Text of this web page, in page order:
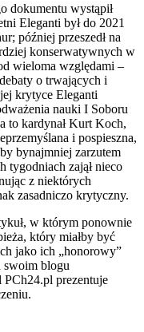
dokumentu wystąpił
Eleganti był do 2021
później przeszedł na
konserwatywnych w
wieloma względami –
o trwających i
krytyce Eleganti
nauki I Soboru
to kardynał Kurt Koch,
i pospieszna,
bynajmniej zarzutem
tygodniach zajął nieco
z niektórych
zasadniczo krytyczny.
w którym ponownie
który miałby być
jako ich „honorowy”
swoim blogu
PCh24.pl prezentuje